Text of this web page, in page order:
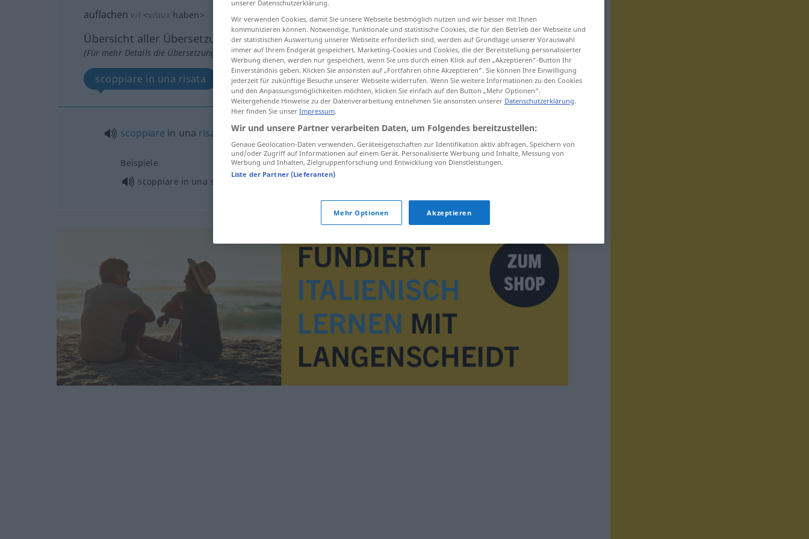
auflachen v/i <v/aux haben>
Übersicht aller Übersetzungen
(Für mehr Details die Übersetzung anklicken/antippen)
scoppiare in una risata
scoppiare in una risata auflachen
Beispiele
scoppiare in una sonora
unserer Datenschutzerklärung.
Wir verwenden Cookies, damit Sie unsere Webseite bestmöglich nutzen und wir besser mit Ihnen
kommunizieren können. Notwendige, funktionale und statistische Cookies, die für den Betrieb der Webseite und
der statistischen Auswertung unserer Webseite erforderlich sind, werden auf Grundlage unserer Vorauswahl
immer auf Ihrem Endgerät gespeichert. Marketing-Cookies und Cookies, die der Bereitstellung personalisierter
Werbung dienen, werden nur gespeichert, wenn Sie uns durch einen Klick auf den „Akzeptieren“-Button Ihr
Einverständnis geben. Klicken Sie ansonsten auf „Fortfahren ohne Akzeptieren“. Sie können Ihre Einwilligung
jederzeit für zukünftige Besuche unserer Webseite widerrufen. Wenn Sie weitere Informationen zu den Cookies
und den Anpassungsmöglichkeiten möchten, klicken Sie einfach auf den Button „Mehr Optionen“.
Weitergehende Hinweise zu der Datenverarbeitung entnehmen Sie ansonsten unserer Datenschutzerklärung.
Hier finden Sie unser Impressum.
Wir und unsere Partner verarbeiten Daten, um Folgendes bereitzustellen:
Genaue Geolocation-Daten verwenden. Geräteeigenschaften zur Identifikation aktiv abfragen. Speichern von
und/oder Zugriff auf Informationen auf einem Gerät. Personalisierte Werbung und Inhalte, Messung von
Werbung und Inhalten, Zielgruppenforschung und Entwicklung von Dienstleistungen.
Liste der Partner (Lieferanten)
Mehr Optionen Akzeptieren